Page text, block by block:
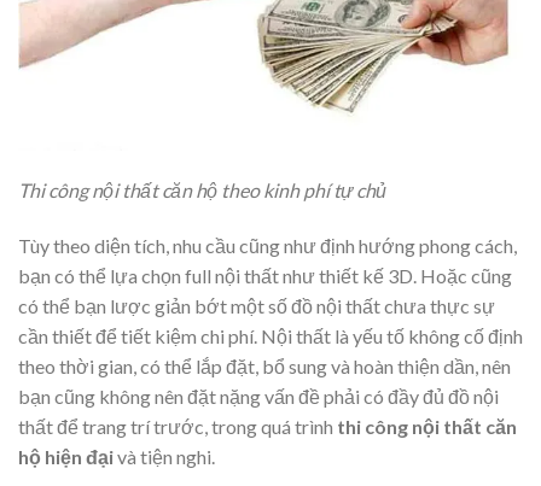
Thi công nội thất căn hộ theo kinh phí tự chủ
Tùy theo diện tích, nhu cầu cũng như định hướng phong cách,
bạn có thể lựa chọn full nội thất như thiết kế 3D. Hoặc cũng
có thể bạn lược giản bớt một số đồ nội thất chưa thực sự
cần thiết để tiết kiệm chi phí. Nội thất là yếu tố không cố định
theo thời gian, có thể lắp đặt, bổ sung và hoàn thiện dần, nên
bạn cũng không nên đặt nặng vấn đề phải có đầy đủ đồ nội
thất để trang trí trước, trong quá trình thi công nội thất căn
hộ hiện đạivà tiện nghi.